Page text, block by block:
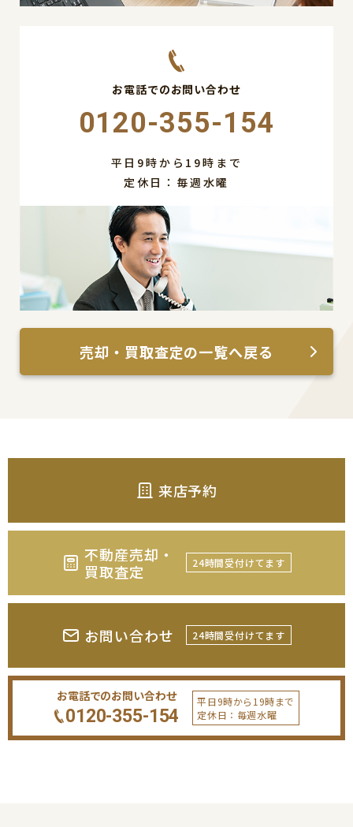
お電話でのお問い合わせ
0120-355-154
平日9時から19時まで
定休日：毎週水曜
売却・買取査定の一覧へ戻る
来店予約
不動産売却・
買取査定
24時間受付けてます
お問い合わせ 24時間受付けてます
お電話でのお問い合わせ
0120-355-154
平日9時から19時まで
定休日：毎週水曜